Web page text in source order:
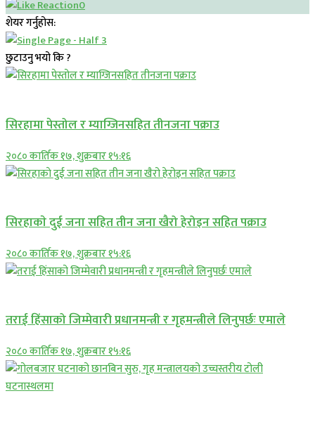
0
शेयर गर्नुहोस:
छुटाउनु भयो कि ?
सिरहामा पेस्तोल र म्याग्जिनसहित तीनजना पक्राउ
२०८० कार्तिक १७, शुक्रबार १५:१६
सिरहाकाे दुई जना सहित तीन जना खैरो हेरोइन सहित पक्राउ
२०८० कार्तिक १७, शुक्रबार १५:१६
तराई हिंसाको जिम्मेवारी प्रधानमन्त्री र गृहमन्त्रीले लिनुपर्छः एमाले
२०८० कार्तिक १७, शुक्रबार १५:१६